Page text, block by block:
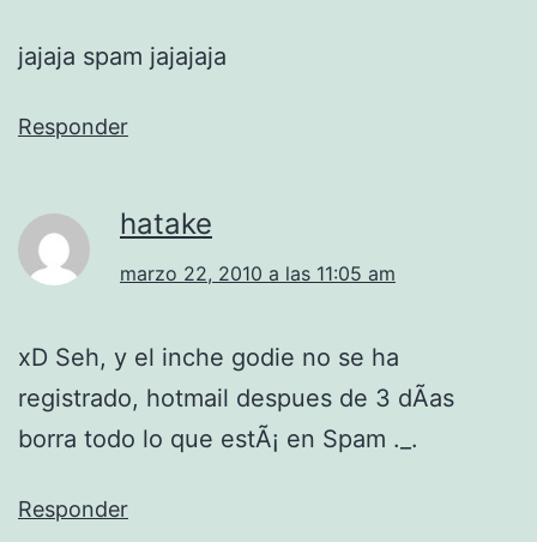
jajaja spam jajajaja
Responder
hatake
marzo 22, 2010 a las 11:05 am
xD Seh, y el inche godie no se ha
registrado, hotmail despues de 3 dÃ­as
borra todo lo que estÃ¡ en Spam ._.
Responder